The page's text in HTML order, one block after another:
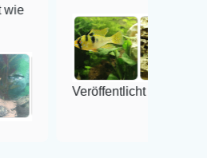
Veröffentlicht auf Google